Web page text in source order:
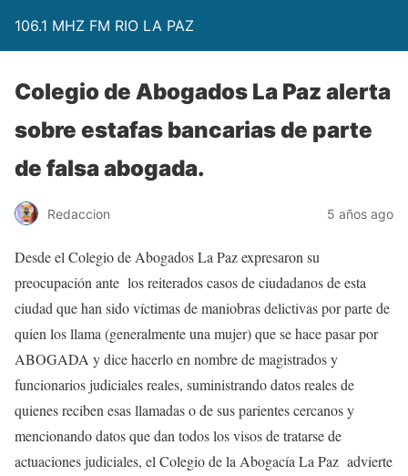
106.1 MHZ FM RIO LA PAZ
Colegio de Abogados La Paz alerta
sobre estafas bancarias de parte
de falsa abogada.
Redaccion 5 años ago
Desde el Colegio de Abogados La Paz expresaron su
preocupación ante los reiterados casos de ciudadanos de esta
ciudad que han sido víctimas de maniobras delictivas por parte de
quien los llama (generalmente una mujer) que se hace pasar por
ABOGADA y dice hacerlo en nombre de magistrados y
funcionarios judiciales reales, suministrando datos reales de
quienes reciben esas llamadas o de sus parientes cercanos y
mencionando datos que dan todos los visos de tratarse de
actuaciones judiciales, el Colegio de la Abogacía La Paz advierte